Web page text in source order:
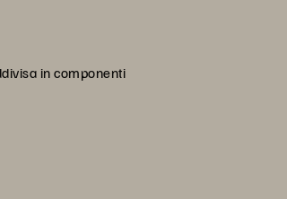
in componenti